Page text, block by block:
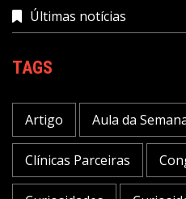
Últimas notícias
TAGS
Artigo Aula da
Clínicas Parceiras